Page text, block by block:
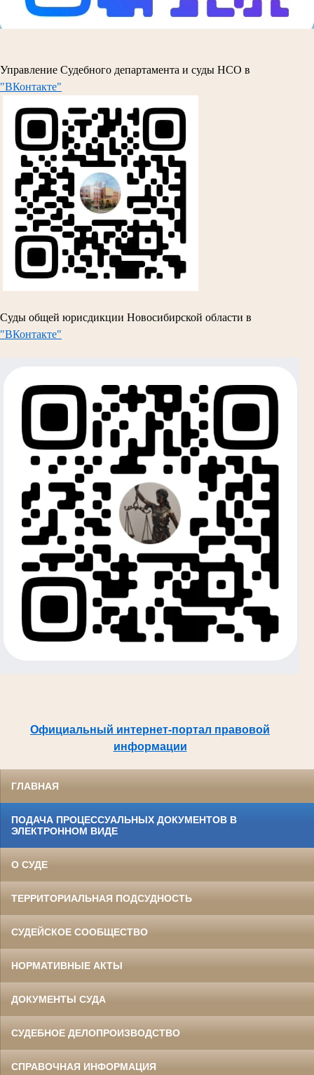
Управление Судебного департамента и суды НСО в
"ВКонтакте"
Суды общей юрисдикции Новосибирской области в
"ВКонтакте"
Официальный интернет-портал правовой
информации
ГЛАВНАЯ
ПОДАЧА ПРОЦЕССУАЛЬНЫХ ДОКУМЕНТОВ В
ЭЛЕКТРОННОМ ВИДЕ
О СУДЕ
ТЕРРИТОРИАЛЬНАЯ ПОДСУДНОСТЬ
СУДЕЙСКОЕ СООБЩЕСТВО
НОРМАТИВНЫЕ АКТЫ
ДОКУМЕНТЫ СУДА
СУДЕБНОЕ ДЕЛОПРОИЗВОДСТВО
СПРАВОЧНАЯ ИНФОРМАЦИЯ